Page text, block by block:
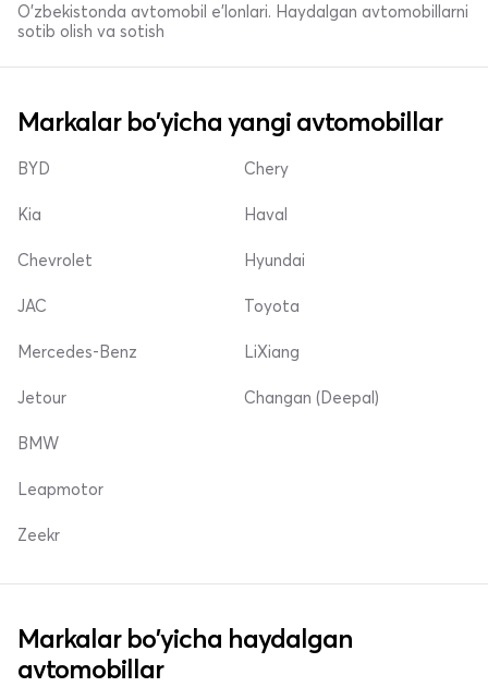
O'zbekistonda avtomobil e’lonlari. Haydalgan avtomobillarni
sotib olish va sotish
Markalar bo'yicha yangi avtomobillar
BYD
Kia
Chevrolet
Chery
Haval
Hyundai
JAC
Mercedes-Benz
Jetour
Toyota
LiXiang
Changan (Deepal)
BMW
Leapmotor
Zeekr
Markalar bo'yicha haydalgan
avtomobillar